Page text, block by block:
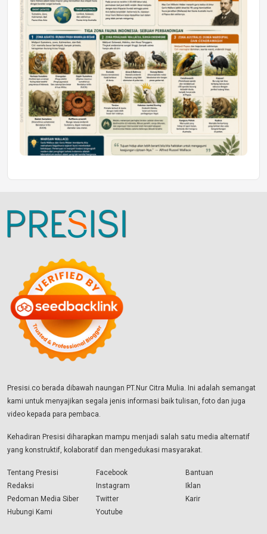
Presisi.co berada dibawah naungan PT.Nur Citra Mulia. Ini adalah semangat
kami untuk menyajikan segala jenis informasi baik tulisan, foto dan juga
video kepada para pembaca.
Kehadiran Presisi diharapkan mampu menjadi salah satu media alternatif
yang konstruktif, kolaboratif dan mengedukasi masyarakat.
Tentang Presisi
Redaksi
Pedoman Media Siber
Hubungi Kami
Facebook
Instagram
Twitter
Youtube
Bantuan
Iklan
Karir